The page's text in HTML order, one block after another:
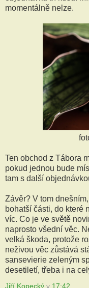
momentálně nelze.
Ten obchod z Tábora
pokud jednou bude
tam s další
Závěr? V tom
bohatší části, do které
víc. Co je ve světě
naprosto všední věc.
velká škoda, protože
neživou věc zůstává
sansevierie zeleným
desetiletí, třeba i na
Jiří Kopecký v 17:42